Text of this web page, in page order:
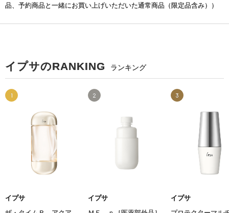
品、予約商品と一緒にお買い上げいただいた通常商品（限定品含み））
イプサのRANKING ランキング
1
イプサ
2
イプサ
3
イプサ